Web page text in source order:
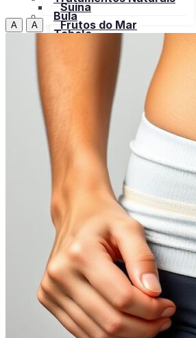
Suína
Frutos do Mar
Gorduras e Óleos
Leite e Derivados
Verduras, Hortaliças
Bula
Tabela
Open menu
Suína
Frutos do Mar
Cereais
Frutas
Gorduras e Óleos
Leite e Derivados
Verduras, Hortaliças
Bula
A A